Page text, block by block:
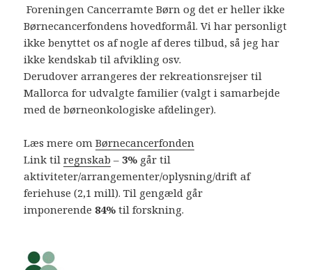
Foreningen Cancerramte Børn og det er heller ikke
Børnecancerfondens hovedformål. Vi har personligt
ikke benyttet os af nogle af deres tilbud, så jeg har
ikke kendskab til afvikling osv.
Derudover arrangeres der rekreationsrejser til
Mallorca for udvalgte familier (valgt i samarbejde
med de børneonkologiske afdelinger).
Læs mere omBørnecancerfonden
Link tilregnskab – 3% går til
aktiviteter/arrangementer/oplysning/drift af
feriehuse (2,1 mill). Til gengæld går
imponerende 84% til forskning.